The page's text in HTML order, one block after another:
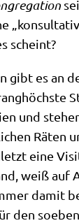
scheint?
gibt es an
und
Räten
eine
weiß auf
damit
den